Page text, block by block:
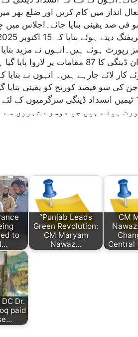
انداز میں کام کریں اور ضلع بھر
صد یقینی بنایا جائے۔اجلاس میں
کے دوران سرویلنس کے دوران ڈینگی کا 87
کار لائے جارہے ہیں۔ انہوں نے
جن کی سو فیصد کوریج کو یقینی بنایا
413 ان ڈور اور آؤٹ ڈور 120 ٹیمیں انسداد ڈینگی
کے 26 مریض رپورٹ ہوئے ہیں جو دوسرے
to
“Punjab Leads
Green Revolution:
CM Maryam
Nawaz…
CM
Central
Dr.
paid